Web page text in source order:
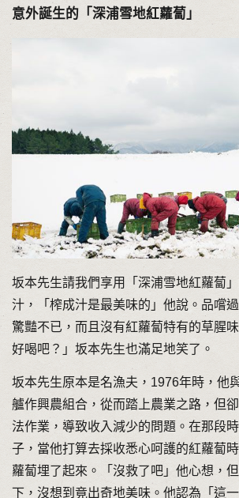
意外誕生的「深浦雪地紅蘿蔔」
坂本先生請我們享用「深浦雪地紅蘿蔔
汁，「榨成汁是最美味的」他說。品嚐
驚豔不已，而且沒有紅蘿蔔特有的草腥
好喝吧？」坂本先生也滿足地笑了。
坂本先生原本是名漁夫，1976年時，他
艫作興農組合，從而踏上農業之路，但
法作業，導致收入減少的問題。在那段
子，當他打算去採收悉心呵護的紅蘿蔔
蘿蔔埋了起來。「沒救了吧」他心想，
下，沒想到竟出奇地美味。他認為「這